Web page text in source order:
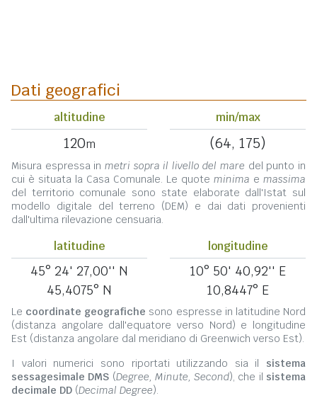
Dati geografici
altitudine
120m
min/max
(64, 175)
Misura espressa in metri sopra il livello del mare del punto in
cui è situata la Casa Comunale. Le quote minima e massima
del territorio comunale sono state elaborate dall'Istat sul
modello digitale del terreno (DEM) e dai dati provenienti
dall'ultima rilevazione censuaria.
latitudine
45° 24' 27,00'' N
45,4075° N
longitudine
10° 50' 40,92'' E
10,8447° E
Le coordinate geografiche sono espresse in latitudine Nord
(distanza angolare dall'equatore verso Nord) e longitudine
Est (distanza angolare dal meridiano di Greenwich verso Est).
I valori numerici sono riportati utilizzando sia il sistema
sessagesimale DMS (Degree, Minute, Second), che il sistema
decimale DD (Decimal Degree).